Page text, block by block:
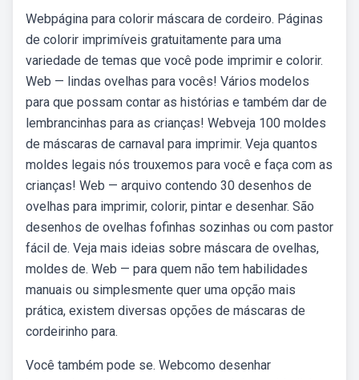
Webpágina para colorir máscara de cordeiro. Páginas
de colorir imprimíveis gratuitamente para uma
variedade de temas que você pode imprimir e colorir.
Web — lindas ovelhas para vocês! Vários modelos
para que possam contar as histórias e também dar de
lembrancinhas para as crianças! Webveja 100 moldes
de máscaras de carnaval para imprimir. Veja quantos
moldes legais nós trouxemos para você e faça com as
crianças! Web — arquivo contendo 30 desenhos de
ovelhas para imprimir, colorir, pintar e desenhar. São
desenhos de ovelhas fofinhas sozinhas ou com pastor
fácil de. Veja mais ideias sobre máscara de ovelhas,
moldes de. Web — para quem não tem habilidades
manuais ou simplesmente quer uma opção mais
prática, existem diversas opções de máscaras de
cordeirinho para.
Você também pode se. Webcomo desenhar